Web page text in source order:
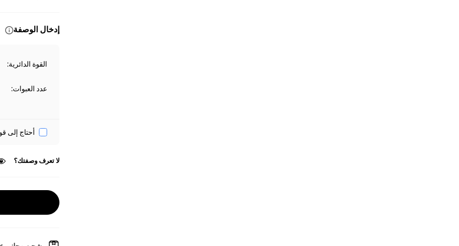
إدخال الوصفة
القوة الدائرية:
عدد العبوات:
أحتاج إلى
لا تعرف وصفتك؟